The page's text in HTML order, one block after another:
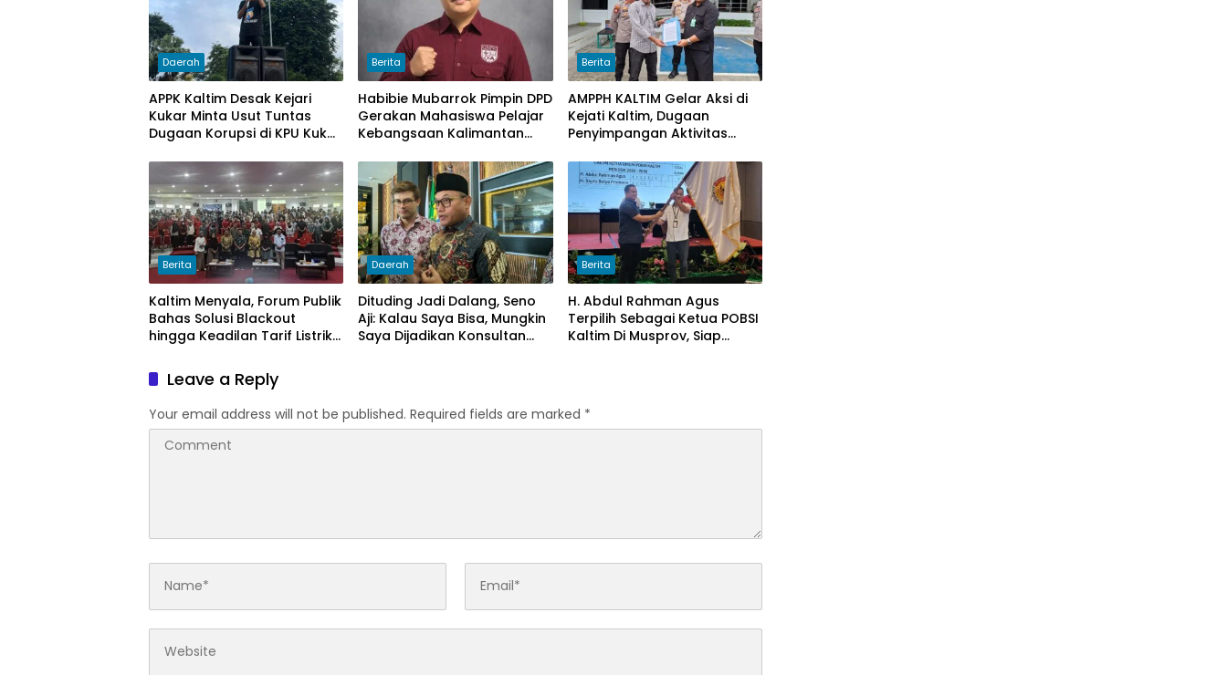
Daerah
APPK Kaltim Desak Kejari
Kukar Minta Usut Tuntas
Dugaan Korupsi di KPU Kukar
Hibah PSU Kukar Tahun 2025
Berita
Habibie Mubarrok Pimpin DPD
Gerakan Mahasiswa Pelajar
Kebangsaan Kalimantan
Berita
AMPPH KALTIM Gelar Aksi di
Kejati Kaltim, Dugaan
Penyimpangan Aktivitas
Sawit di Logpond Tubaan
Berita
Kaltim Menyala, Forum Publik
Bahas Solusi Blackout
hingga Keadilan Tarif Listrik
Daerah
Dituding Jadi Dalang, Seno
Aji: Kalau Saya Bisa, Mungkin
Saya Dijadikan Konsultan
Berita
H. Abdul Rahman Agus
Terpilih Sebagai Ketua POBSI
Kaltim Di Musprov, Siap
Leave a Reply
Your email address will not be published. Required fields are marked *